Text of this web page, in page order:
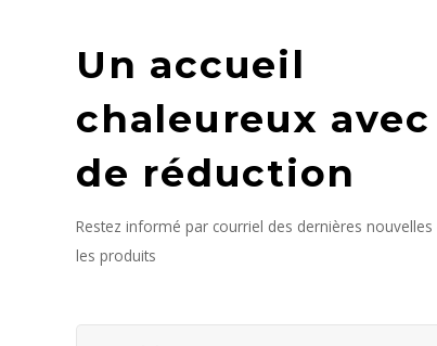
Un accueil
chaleureux avec
de réduction
Restez informé par courriel des dernières
les produits